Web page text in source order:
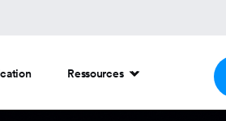
Ressources